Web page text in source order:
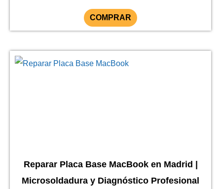
COMPRAR
Reparar Placa Base MacBook en Madrid |
Microsoldadura y Diagnóstico Profesional